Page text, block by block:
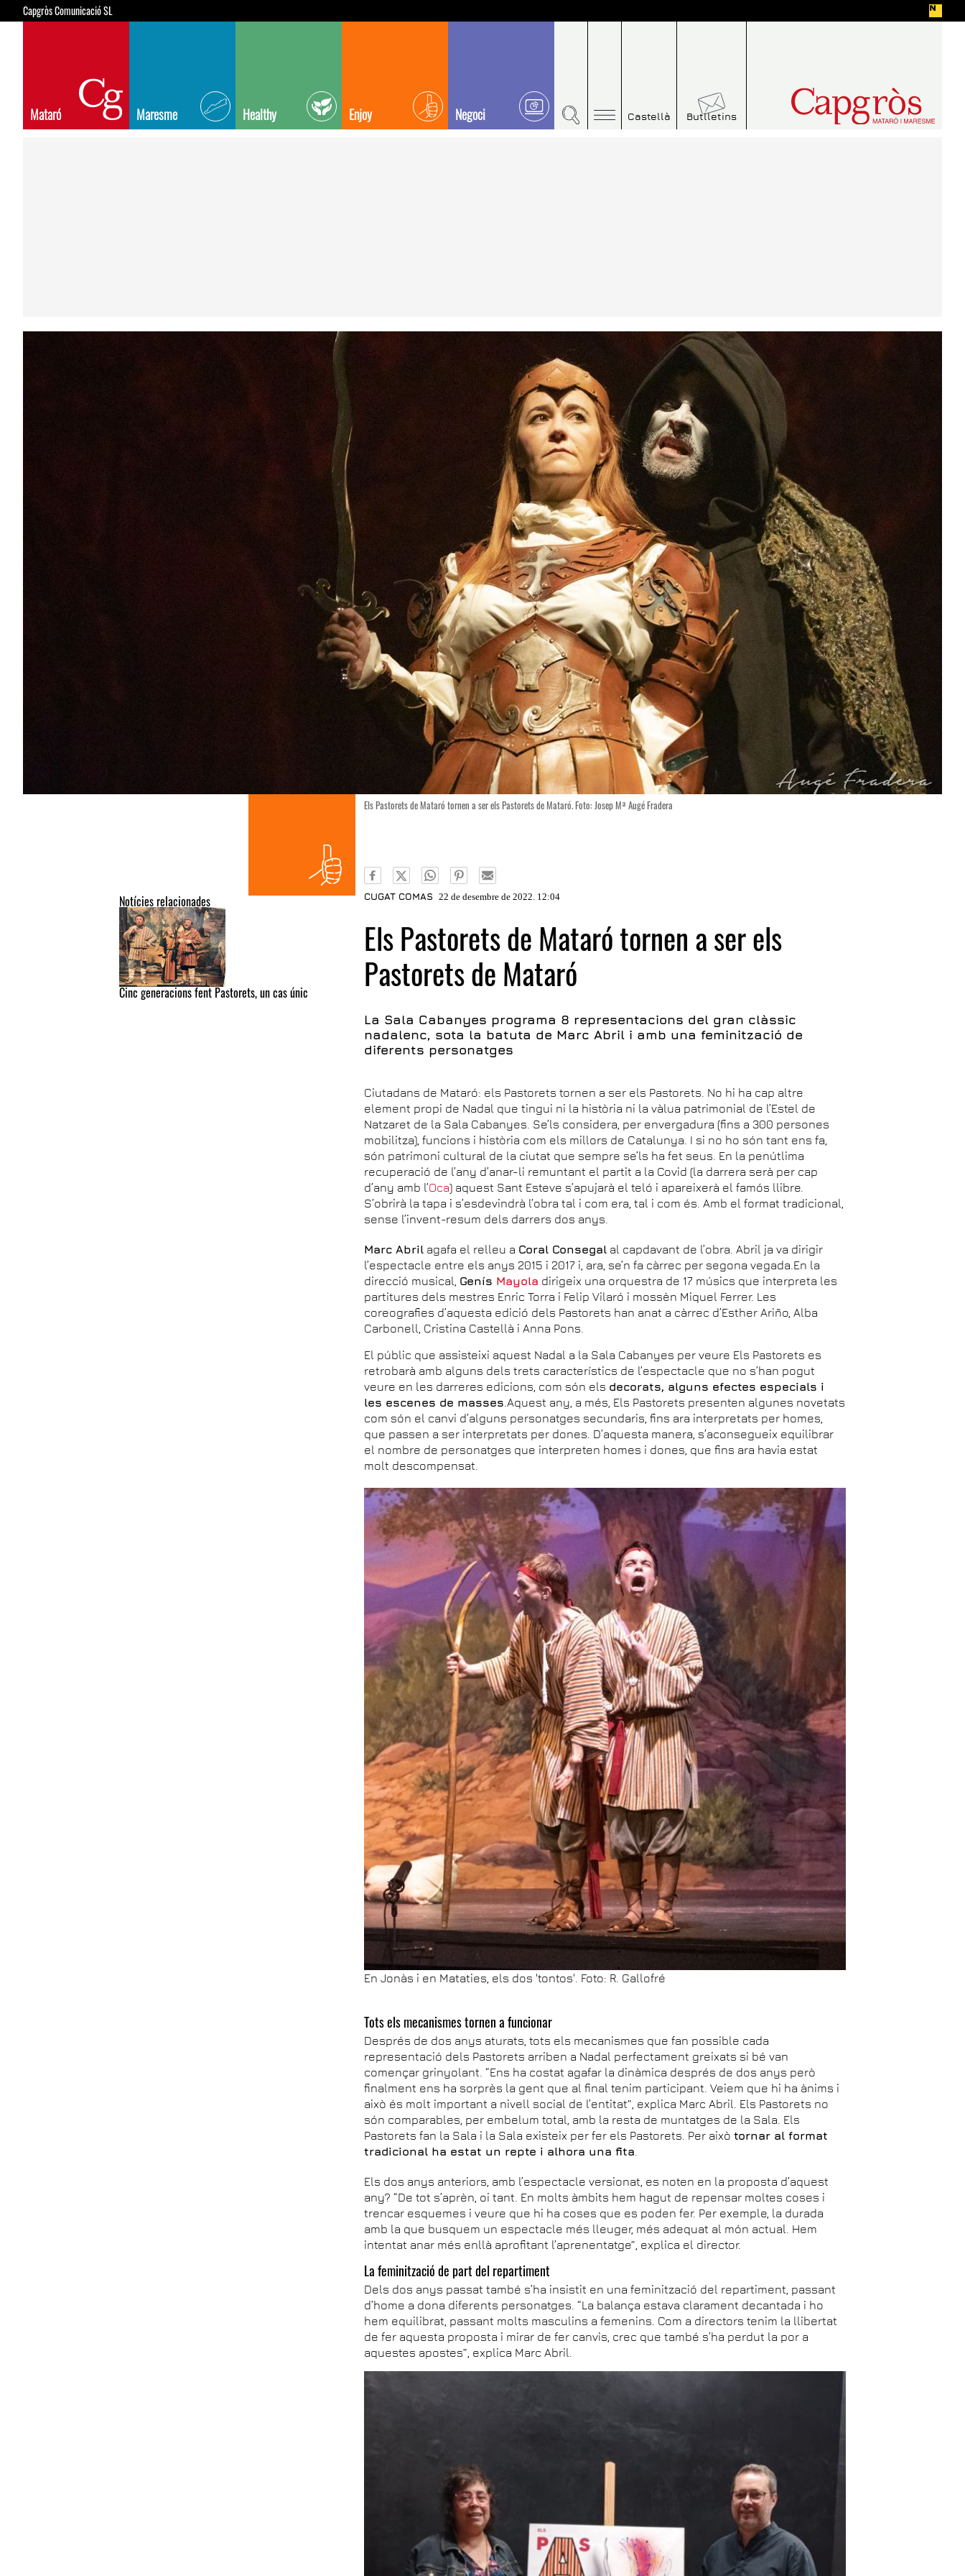
Capgròs Comunicació SL
Mataró Maresme Healthy Enjoy Negoci Castellà Butlletins
Notícies relacionades
Cinc generacions fent Pastorets, un cas únic
Els Pastorets de Mataró tornen a ser els Pastorets de Mataró. Foto: Josep Mª Augé Fradera
CUGAT COMAS 22 de desembre de 2022. 12:04
Els Pastorets de Mataró tornen a ser els
Pastorets de Mataró
La Sala Cabanyes programa 8 representacions del gran clàssic
nadalenc, sota la batuta de Marc Abril i amb una feminització de
diferents personatges
Ciutadans de Mataró: els Pastorets tornen a ser els Pastorets. No hi ha cap altre
element propi de Nadal que tingui ni la història ni la vàlua patrimonial de l’Estel de
Natzaret de la Sala Cabanyes. Se’ls considera, per envergadura (fins a 300 persones
mobilitza), funcions i història com els millors de Catalunya. I si no ho són tant ens fa,
són patrimoni cultural de la ciutat que sempre se’ls ha fet seus. En la penútlima
recuperació de l’any d’anar-li remuntant el partit a la Covid (la darrera serà per cap
d’any amb l’Oca) aquest Sant Esteve s’apujarà el teló i apareixerà el famós llibre.
S’obrirà la tapa i s’esdevindrà l’obra tal i com era, tal i com és. Amb el format tradicional,
sense l’invent-resum dels darrers dos anys.
Marc Abril agafa el relleu a Coral Consegal al capdavant de l’obra. Abril ja va dirigir
l’espectacle entre els anys 2015 i 2017 i, ara, se’n fa càrrec per segona vegada.En la
direcció musical, Genís Mayola dirigeix una orquestra de 17 músics que interpreta les
partitures dels mestres Enric Torra i Felip Vilaró i mossèn Miquel Ferrer. Les
coreografies d’aquesta edició dels Pastorets han anat a càrrec d’Esther Ariño, Alba
Carbonell, Cristina Castellà i Anna Pons.
El públic que assisteixi aquest Nadal a la Sala Cabanyes per veure Els Pastorets es
retrobarà amb alguns dels trets característics de l’espectacle que no s’han pogut
veure en les darreres edicions, com són els decorats, alguns efectes especials i
les escenes de masses .Aquest any, a més, Els Pastorets presenten algunes novetats
com són el canvi d’alguns personatges secundaris, fins ara interpretats per homes,
que passen a ser interpretats per dones. D’aquesta manera, s’aconsegueix equilibrar
el nombre de personatges que interpreten homes i dones, que fins ara havia estat
molt descompensat.
En Jonàs i en Mataties, els dos 'tontos'. Foto: R. Gallofré
Tots els mecanismes tornen a funcionar
Després de dos anys aturats, tots els mecanismes que fan possible cada
representació dels Pastorets arriben a Nadal perfectament greixats si bé van
començar grinyolant. “Ens ha costat agafar la dinàmica després de dos anys però
finalment ens ha sorprès la gent que al final tenim participant. Veiem que hi ha ànims i
això és molt important a nivell social de l’entitat”, explica Marc Abril. Els Pastorets no
són comparables, per embelum total, amb la resta de muntatges de la Sala. Els
Pastorets fan la Sala i la Sala existeix per fer els Pastorets. Per aixòtornar al format
tradicional ha estat un repte i alhora una fita
Els dos anys anteriors, amb l’espectacle versionat, es noten en la proposta d’aquest
any? “De tot s’aprèn, oi tant. En molts àmbits hem hagut de repensar moltes coses i
trencar esquemes i veure que hi ha coses que es poden fer. Per exemple, la durada
amb la que busquem un espectacle més lleuger, més adequat al món actual. Hem
intentat anar més enllà aprofitant l’aprenentatge”, explica el director.
La feminització de part del repartiment
Dels dos anys passat també s’ha insistit en una feminització del repartiment, passant
d’home a dona diferents personatges. “La balança estava clarament decantada i ho
hem equilibrat, passant molts masculins a femenins. Com a directors tenim la llibertat
de fer aquesta proposta i mirar de fer canvis, crec que també s’ha perdut la por a
aquestes apostes”, explica Marc Abril.